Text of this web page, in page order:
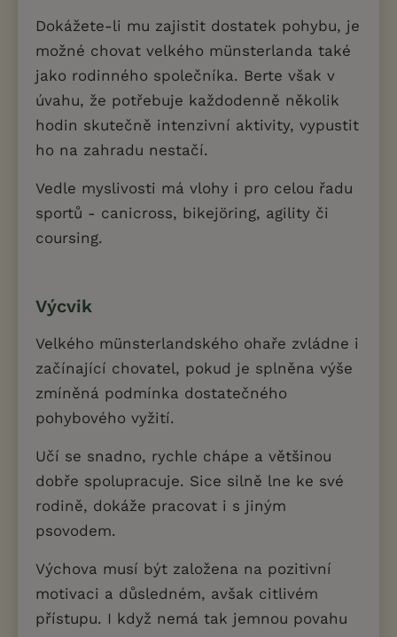
Dokážete-li mu zajistit dostatek pohybu, je
možné chovat velkého münsterlanda také
jako rodinného společníka. Berte však v
úvahu, že potřebuje každodenně několik
hodin skutečně intenzivní aktivity, vypustit
ho na zahradu nestačí.
Vedle myslivosti má vlohy i pro celou řadu
sportů - canicross, bikejöring, agility či
coursing.
Výcvik
Velkého münsterlandského ohaře zvládne i
začínající chovatel, pokud je splněna výše
zmíněná podmínka dostatečného
pohybového vyžití.
Učí se snadno, rychle chápe a většinou
dobře spolupracuje. Sice silně lne ke své
rodině, dokáže pracovat i s jiným
psovodem.
Výchova musí být založena na pozitivní
motivaci a důsledném, avšak citlivém
přístupu. I když nemá tak jemnou povahu